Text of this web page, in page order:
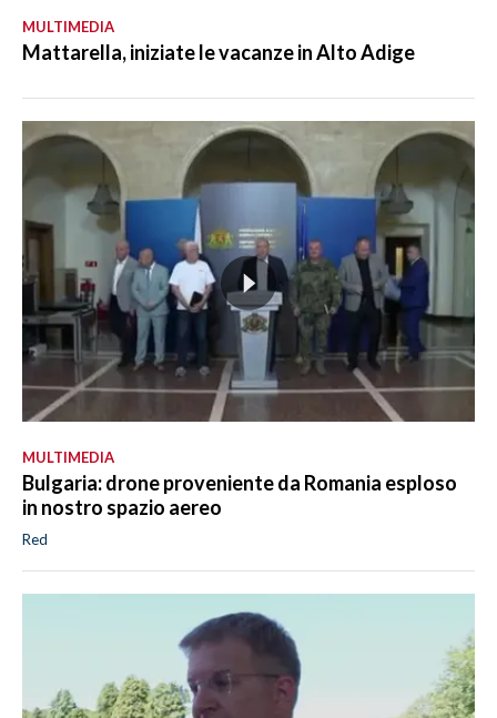
MULTIMEDIA
Mattarella, iniziate le vacanze in Alto Adige
MULTIMEDIA
Bulgaria: drone proveniente da Romania esploso
in nostro spazio aereo
Red